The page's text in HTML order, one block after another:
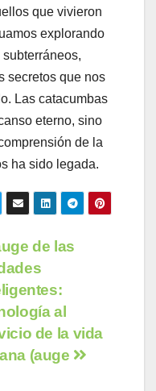
que vivieron
explorando
secretos que nos
Las catacumbas
eterno, sino
de la
ha sido legada.
de las
al
de la vida
(auge